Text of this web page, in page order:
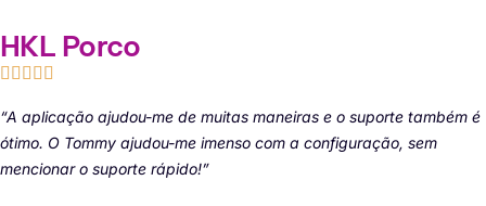
HKL Porco
“A aplicação ajudou-me de muitas maneiras e o suporte também é
ótimo. O Tommy ajudou-me imenso com a configuração, sem
mencionar o suporte rápido!”